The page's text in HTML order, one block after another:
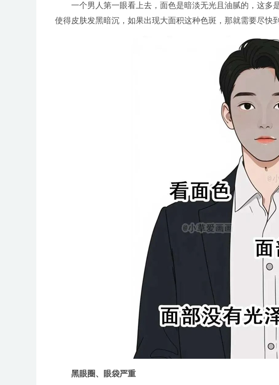
一个男人第一眼看上去，面色是暗淡无光且油腻的，这多
使得皮肤发黑暗沉，如果出现大面积这种色斑，那就需要尽快
黑眼圈、眼袋严重